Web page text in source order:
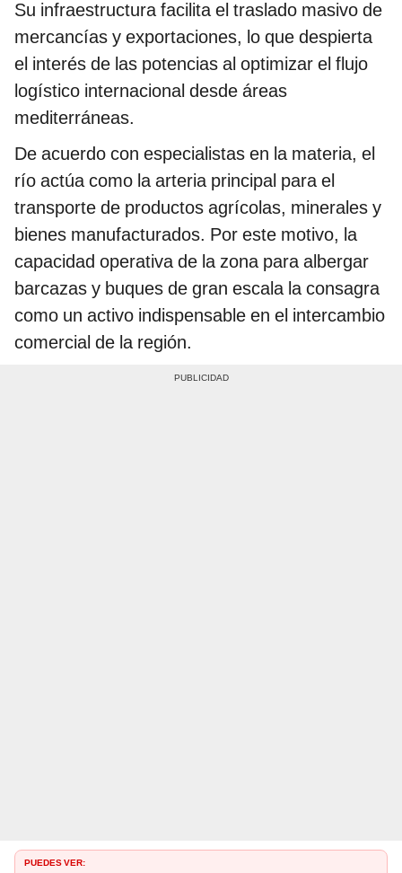
Su infraestructura facilita el traslado masivo de
mercancías y exportaciones, lo que despierta
el interés de las potencias al optimizar el flujo
logístico internacional desde áreas
mediterráneas.
De acuerdo con especialistas en la materia, el
río actúa como la arteria principal para el
transporte de productos agrícolas, minerales y
bienes manufacturados. Por este motivo, la
capacidad operativa de la zona para albergar
barcazas y buques de gran escala la consagra
como un activo indispensable en el intercambio
comercial de la región.
PUEDES VER: